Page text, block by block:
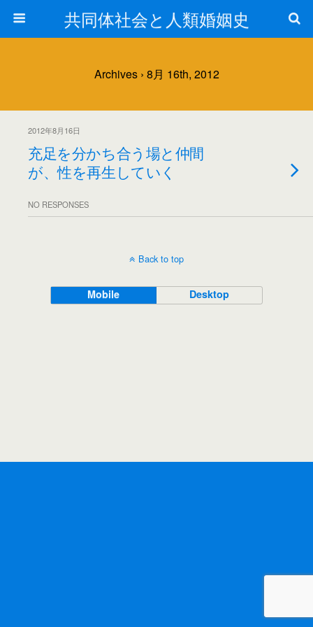
共同体社会と人類婚姻史
Archives › 8月 16th, 2012
2012年8月16日
充足を分かち合う場と仲間
が、性を再生していく
NO RESPONSES
Back to top
Mobile Desktop